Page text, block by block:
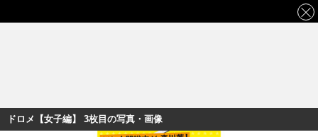
ドロメ【女子編】 3枚目の写真・画像